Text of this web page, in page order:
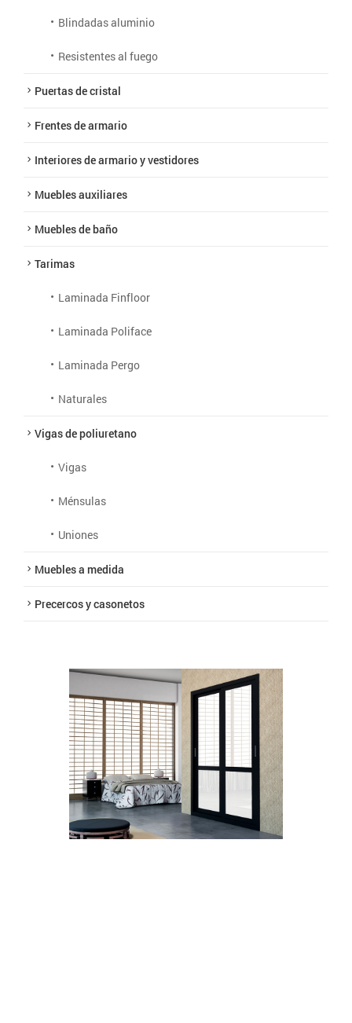
Blindadas aluminio
Resistentes al fuego
Puertas de cristal
Frentes de armario
Interiores de armario y vestidores
Muebles auxiliares
Muebles de baño
Tarimas
Laminada Finfloor
Laminada Poliface
Laminada Pergo
Naturales
Vigas de poliuretano
Vigas
Ménsulas
Uniones
Muebles a medida
Precercos y casonetos